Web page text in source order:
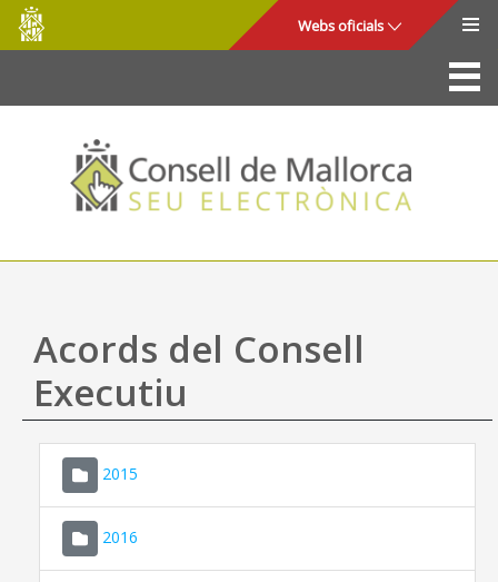
Salta al contingut principal
Consell
de
Mallorca
Webs oficials
La Seu
Consell de Mallorca
Accés i seguretat
Utilitats
Ajuda
Acords del Consell
Executiu
2015
2016